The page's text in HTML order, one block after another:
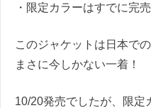
・限定カラーはすでに完
このジャケットは日本で
まさに今しかない一着！
10/20発売でしたが、限定